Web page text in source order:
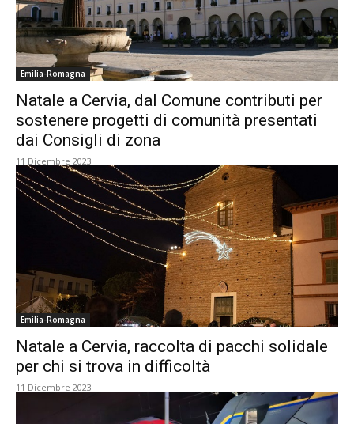
Emilia-Romagna
Natale a Cervia, dal Comune contributi per
sostenere progetti di comunità presentati
dai Consigli di zona
11 Dicembre 2023
Emilia-Romagna
Natale a Cervia, raccolta di pacchi solidale
per chi si trova in difficoltà
11 Dicembre 2023